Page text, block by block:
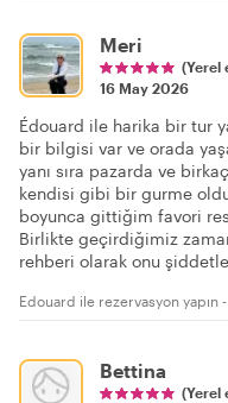
Meri
(Yerel
16 May 2026
Édouard ile harika bir tur
bir bilgisi var ve orada
yanı sıra pazarda ve
kendisi gibi bir gurme
boyunca gittiğim favori
Birlikte geçirdiğimiz
rehberi olarak onu
Edouard ile rezervasyon yapın
Bettina
(Yerel